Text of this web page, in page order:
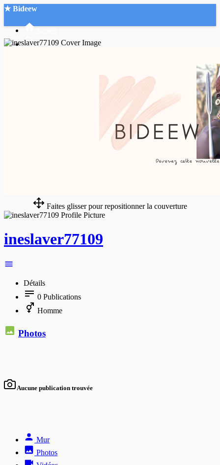
★ Bideew
Faites glisser pour repositionner la couverture
ineslaver77109
Détails
0 Publications
Homme
Photos
Aucune publication trouvée
Mur
Photos